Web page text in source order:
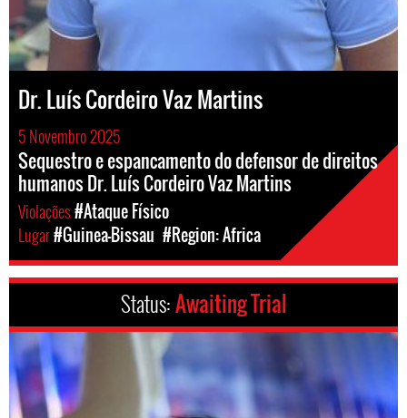
Dr. Luís Cordeiro Vaz Martins
5 Novembro 2025
Sequestro e espancamento do defensor de direitos
humanos Dr. Luís Cordeiro Vaz Martins
Violações#Ataque Físico
Lugar#Guinea-Bissau #Region: Africa
Status:Awaiting Trial